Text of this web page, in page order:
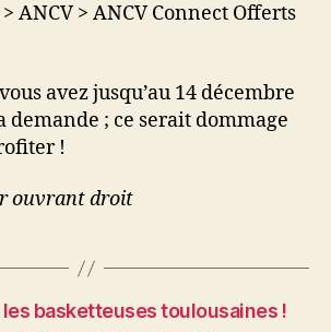
ANCV > ANCV Connect Offerts
avez jusqu’au 14 décembre
; ce serait dommage
!
ouvrant droit
basketteuses toulousaines !